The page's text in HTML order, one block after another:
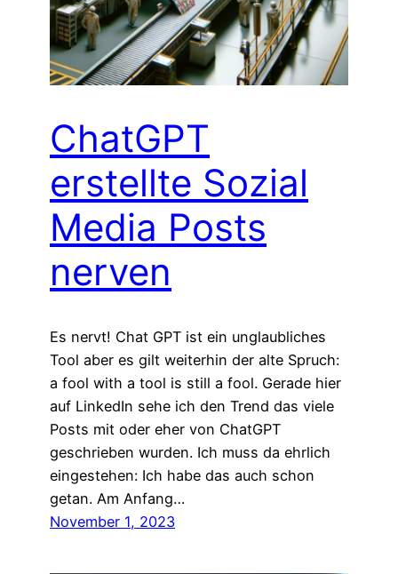
ChatGPT
erstellte Sozial
Media Posts
nerven
Es nervt! Chat GPT ist ein unglaubliches
Tool aber es gilt weiterhin der alte Spruch:
a fool with a tool is still a fool. Gerade hier
auf LinkedIn sehe ich den Trend das viele
Posts mit oder eher von ChatGPT
geschrieben wurden. Ich muss da ehrlich
eingestehen: Ich habe das auch schon
getan. Am Anfang…
November 1, 2023